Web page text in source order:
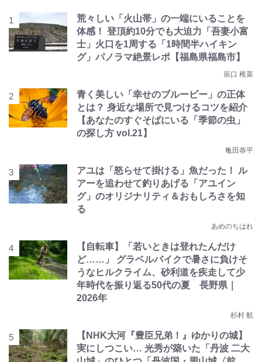
荒々しい「火山帯」の一端にいることを
体感！ 登頂約10分でも大迫力「吾妻小富
士」火口を1周する「1時間半ハイキン
グ」パノラマ絶景レポ【福島県福島市】
辰口 稚菜
青く美しい「幸せのブルービー」の正体
とは？ 身近な場所で見つけるコツを紹介
【あなたのすぐそばにいる「季節の虫」
の探し方 vol.21】
亀田恭平
アユは「怒らせて掛ける」魚だった！ ル
アーを追わせて釣りあげる「アユイン
グ」のオリジナリティ＆おもしろさを知
る
あめのちはれ
【自転車】「若いときは登れたんだけ
ど……」 グラベルバイクで暑さに負けそ
うなヒルクライム、砂利道を疾走して少
年時代を振り返る50代の夏 長野県｜
2026年
杉村 航
【NHK大河『豊臣兄弟！』ゆかりの城】
実にしつこい… 光秀が築いた「丹波 二大